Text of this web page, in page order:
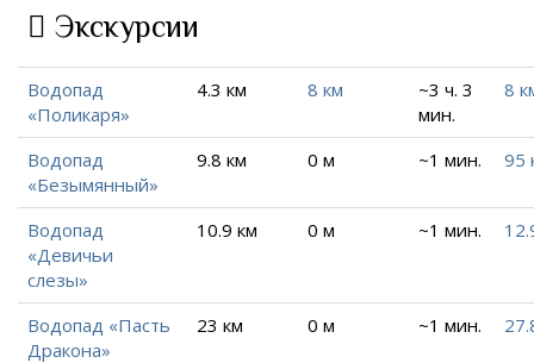
Экскурсии
Водопад
«Поликаря»
4.3 км 8 км
~3 ч. 3
мин.
8
Водопад
«Безымянный»
9.8 км 0 м ~1 мин. 95
Водопад
«Девичьи
слезы»
10.9 км 0 м ~1 мин.
Водопад «Пасть
Дракона»
23 км 0 м ~1 мин.